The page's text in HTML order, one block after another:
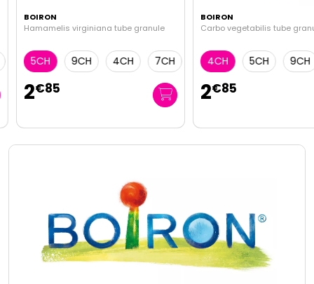
BOIRON
Hamamelis virginiana tube granule
5CH 9CH 4CH 7CH
2€85
BOIRON
Carbo vegetabilis tube
4CH 5CH 9CH
2€85